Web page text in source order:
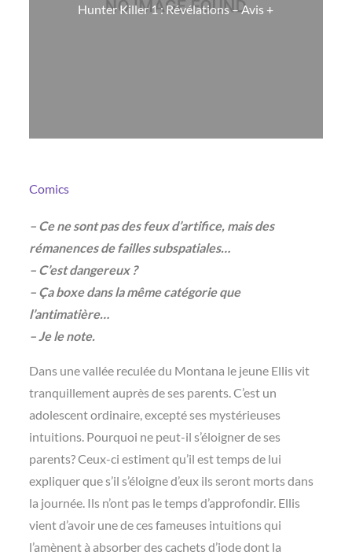
Hunter Killer 1 : Révélations – Avis +
Comics
– Ce ne sont pas des feux d’artifice, mais des
rémanences de failles subspatiales…
– C’est dangereux ?
– Ça boxe dans la même catégorie que
l’antimatière…
– Je le note.
Dans une vallée reculée du Montana le jeune Ellis vit
tranquillement auprès de ses parents. C’est un
adolescent ordinaire, excepté ses mystérieuses
intuitions. Pourquoi ne peut-il s’éloigner de ses
parents? Ceux-ci estiment qu’il est temps de lui
expliquer que s’il s’éloigne d’eux ils seront morts dans
la journée. Ils n’ont pas le temps d’approfondir. Ellis
vient d’avoir une de ces fameuses intuitions qui
l’amènent à absorber des cachets d’iode dont la